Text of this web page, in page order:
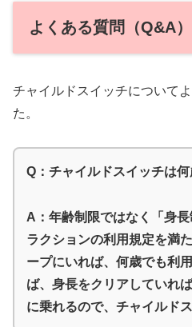
よくある質問（Q&A）
チャイルドスイッチについて
た。
Q：チャイルドスイッチは
A：年齢制限ではなく「身
ラクションの利用規定を満
ープにいれば、何歳でも利
ば、身長をクリアしていれ
に乗れるので、チャイルド